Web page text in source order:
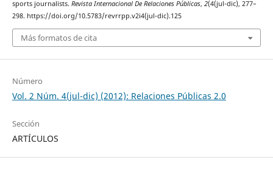
sports journalists. Revista Internacional De Relaciones Públicas, 2(4(jul-dic), 277–
298. https://doi.org/10.5783/revrrpp.v2i4(jul-dic).125
Más formatos de cita
Número
Vol. 2 Núm. 4(jul-dic) (2012): Relaciones Públicas 2.0
Sección
ARTÍCULOS